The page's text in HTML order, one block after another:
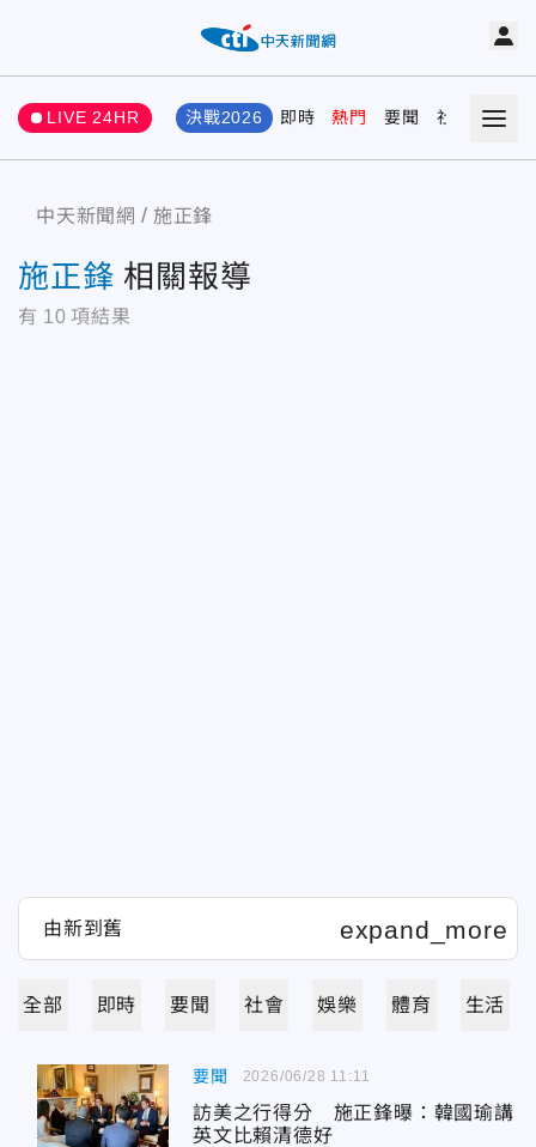
LIVE 24HR 決戰2026 即時 熱門 要聞 社會 娛樂
中天新聞網 施正鋒
施正鋒 相關報導
有 10 項結果
全部 即時 要聞 社會 娛樂 體育 生活
要聞
訪美之行得分 施正鋒曝：韓國瑜講
英文比賴清德好
2026/06/28 11:11